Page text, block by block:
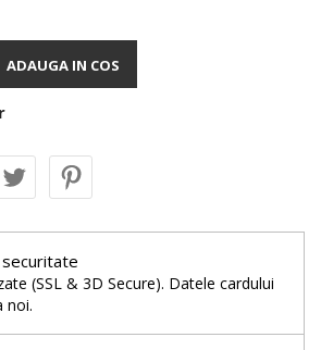
ADAUGA IN COS
(SSL & 3D Secure). Datele cardului
noi.